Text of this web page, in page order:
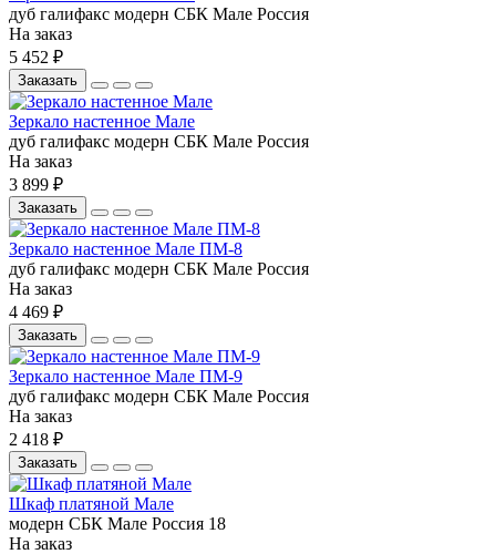
дуб галифакс модерн СБК Мале Россия
На заказ
5 452 ₽
Заказать
Зеркало настенное Мале
дуб галифакс модерн СБК Мале Россия
На заказ
3 899 ₽
Заказать
Зеркало настенное Мале ПМ-8
дуб галифакс модерн СБК Мале Россия
На заказ
4 469 ₽
Заказать
Зеркало настенное Мале ПМ-9
дуб галифакс модерн СБК Мале Россия
На заказ
2 418 ₽
Заказать
Шкаф платяной Мале
модерн СБК Мале Россия 18
На заказ